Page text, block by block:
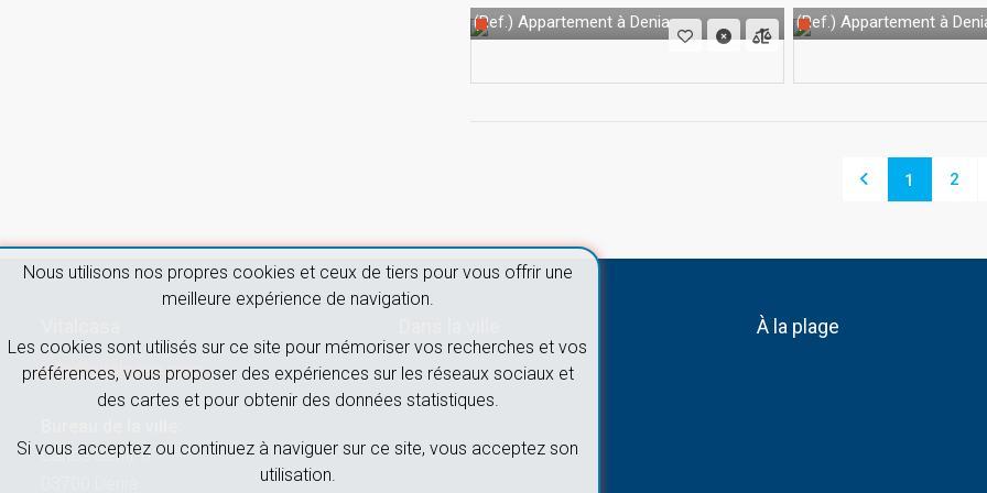
Nous utilisons nos propres cookies et ceux de tiers pour vous offrir une
meilleure expérience de navigation.
Les cookies sont utilisés sur ce site pour mémoriser vos recherches et vos
préférences, vous proposer des expériences sur les réseaux sociaux et
des cartes et pour obtenir des données statistiques.
Si vous acceptez ou continuez à naviguer sur ce site, vous acceptez son
utilisation.
(Ref.) Appartement à Denia (Ref.) Appartement à
1 2
info@vitalcasa.com
Carlos Sentí, 3
À la plage